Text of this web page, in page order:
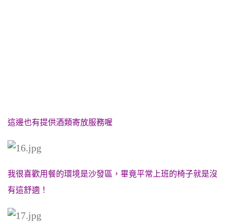
這邊也有提供酒類寄放服務喔
我很喜歡用餐的環境是沙發區，畢竟平常上班的椅子就是沒
有這舒適！